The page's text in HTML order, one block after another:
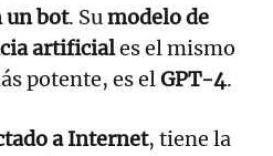
un bot. Sumodelo de
artificiales el mismo
potente, es elGPT-4.
a Internet, tiene la